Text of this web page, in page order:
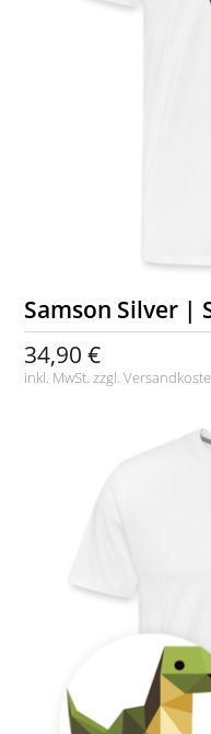
Samson Silver |
34,90 €
inkl. MwSt. zzgl.